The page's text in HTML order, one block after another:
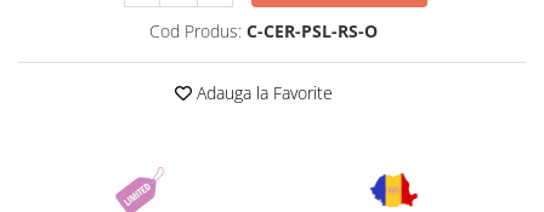
Cod Produs: C-CER-PSL-RS-O
Adauga la Favorite